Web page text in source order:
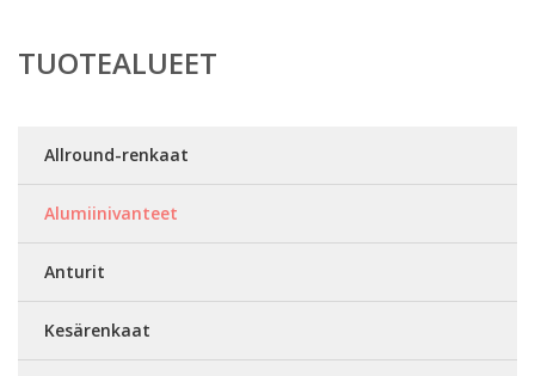
TUOTEALUEET
Allround-renkaat
Alumiinivanteet
Anturit
Kesärenkaat